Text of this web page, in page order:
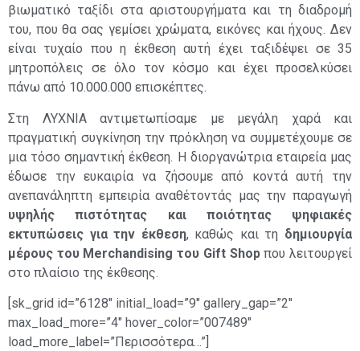
βιωματικό ταξίδι στα αριστουργήματα και τη διαδρομή
του, που θα σας γεμίσει χρώματα, εικόνες και ήχους. Δεν
είναι τυχαίο που η έκθεση αυτή έχει ταξιδέψει σε 35
μητροπόλεις σε όλο τον κόσμο και έχει προσελκύσει
πάνω από 10.000.000 επισκέπτες.
Στη ΛΥΧΝΙΑ αντιμετωπίσαμε με μεγάλη χαρά και
πραγματική συγκίνηση την πρόκληση να συμμετέχουμε σε
μια τόσο σημαντική έκθεση. Η διοργανώτρια εταιρεία μας
έδωσε την ευκαιρία να ζήσουμε από κοντά αυτή την
ανεπανάληπτη εμπειρία αναθέτοντάς μας την παραγωγή
υψηλής πιστότητας και ποιότητας ψηφιακές
εκτυπώσεις για την έκθεση, καθώς και τη δημιουργία
μέρους του Merchandising του Gift Shopπου λειτουργεί
στο πλαίσιο της έκθεσης.
[sk_grid id=”6128″ initial_load=”9″ gallery_gap=”2″
max_load_more=”4″ hover_color=”007489″
load_more_label=”Περισσότερα…”]